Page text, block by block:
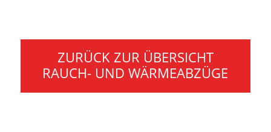
ZURÜCK ZUR ÜBERSICHT
RAUCH- UND WÄRMEABZÜGE